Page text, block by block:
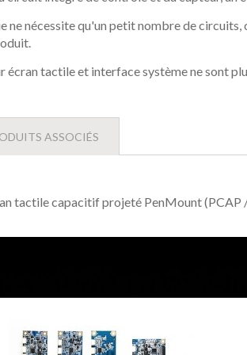
ne nécessite qu'un petit nombre de
écran tactile et interface système ne sont
ASSOCIÉS
tactile capacitif projeté PenMount (PCAP